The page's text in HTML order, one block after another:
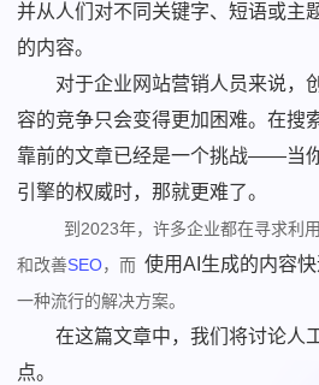
并从人们对不同关键字、短语或主
的内容。
对于企业网站营销人员来说，
容的竞争只会变得更加困难。在搜
靠前的文章已经是一个挑战——当
引擎的权威时，那就更难了。
到2023年，许多企业都在寻求利
和改善SEO，而 使用AI生成的内容
一种流行的解决方案。
在这篇文章中，我们将讨论人
点。